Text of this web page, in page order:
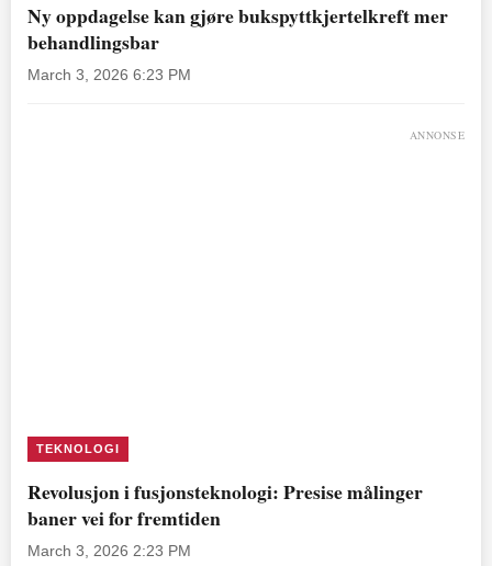
Ny oppdagelse kan gjøre bukspyttkjertelkreft mer
behandlingsbar
March 3, 2026 6:23 PM
ANNONSE
TEKNOLOGI
Revolusjon i fusjonsteknologi: Presise målinger
baner vei for fremtiden
March 3, 2026 2:23 PM